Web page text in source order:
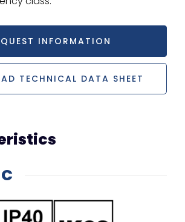
INFORMATION
TECHNICAL DATA SHEET